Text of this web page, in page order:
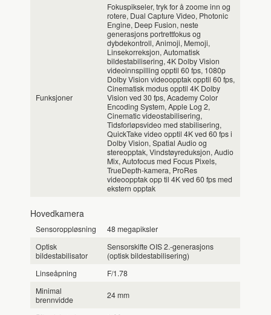
Funksjoner
Fokuspikseler, tryk for å zoome inn og
rotere, Dual Capture Video, Photonic
Engine, Deep Fusion, neste
generasjons portrettfokus og
dybdekontroll, Animoji, Memoji,
Linsekorreksjon, Automatisk
bildestabilisering, 4K Dolby Vision
videoinnspilling opptil 60 fps, 1080p
Dolby Vision videoopptak opptil 60 fps,
Cinematisk modus opptil 4K Dolby
Vision ved 30 fps, Academy Color
Encoding System, Apple Log 2,
Cinematic videostabilisering,
Tidsforløpsvideo med stabilisering,
QuickTake video opptil 4K ved 60 fps i
Dolby Vision, Spatial Audio og
stereopptak, Vindstøyreduksjon, Audio
Mix, Autofocus med Focus Pixels,
TrueDepth-kamera, ProRes
videoopptak opp til 4K ved 60 fps med
ekstern opptak
Hovedkamera
Sensoroppløsning
48 megapiksler
Optisk
bildestabilisator
Sensorskifte OIS 2.-generasjons
(optisk bildestabilisering)
Linseåpning
F/1.78
Minimal
brennvidde
24 mm